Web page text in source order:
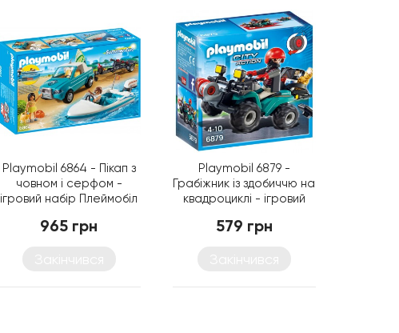
Playmobil 6864 - Пікап з
човном і серфом -
ігровий набір Плеймобіл
965 грн
Playmobil 6879 -
Грабіжник із здобиччю на
квадроциклі - ігровий
Action
579 грн